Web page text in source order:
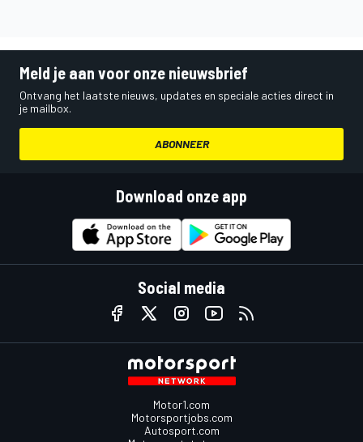
Meld je aan voor onze nieuwsbrief
Ontvang het laatste nieuws, updates en speciale acties direct in
je mailbox.
ABONNEER
Download onze app
Social media
Motor1.com
Motorsportjobs.com
Autosport.com